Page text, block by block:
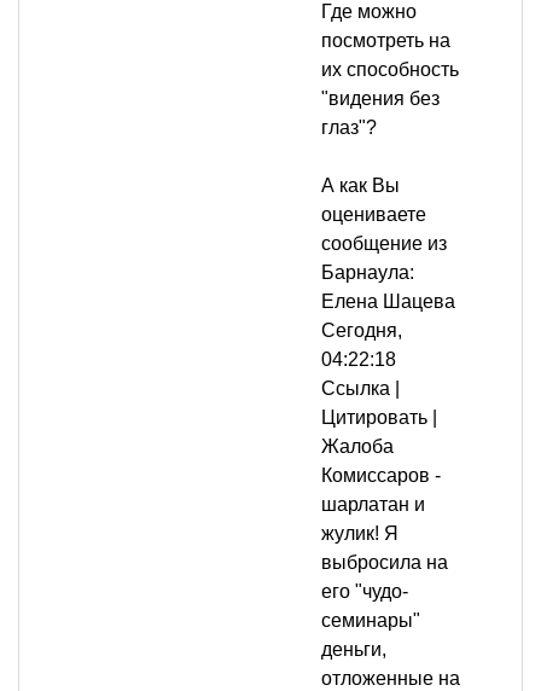
Где можно
посмотреть на
их способность
"видения без
глаз"?
А как Вы
оцениваете
сообщение из
Барнаула:
Елена Шацева
Сегодня,
04:22:18
Ссылка |
Цитировать |
Жалоба
Комиссаров -
шарлатан и
жулик! Я
выбросила на
его "чудо-
семинары"
деньги,
отложенные на